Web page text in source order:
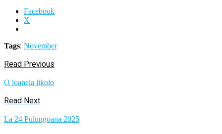
Facebook
X
Tags: November
Read Previous
O loanela likolo
Read Next
La 24 Pulungoana 2025